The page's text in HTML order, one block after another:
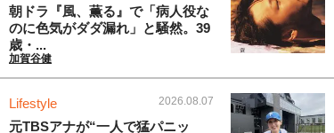
朝ドラ『風、薫る』で「病人役な
のに色気がダダ漏れ」と騒然。39
歳・...
加賀谷健
Lifestyle 2026.08.07
元TBSアナが“一人で猛パニッ